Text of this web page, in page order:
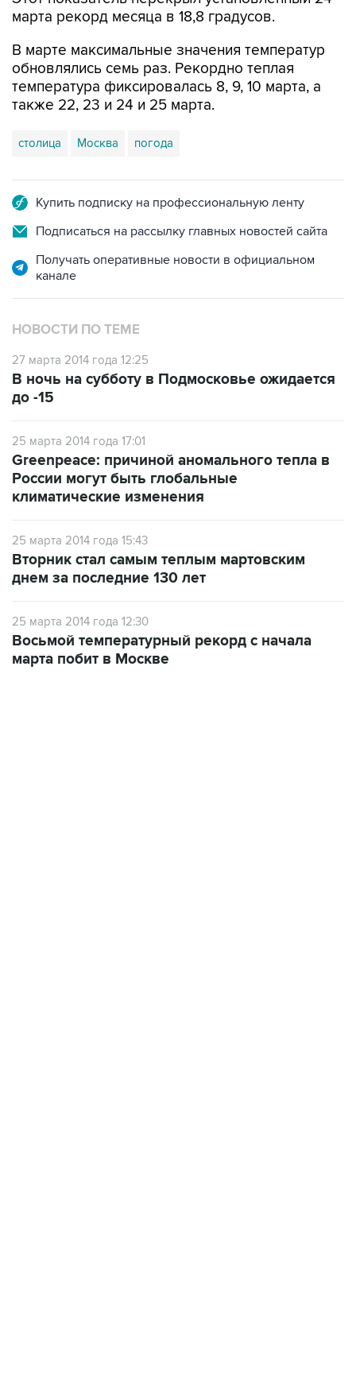
марта рекорд месяца в 18,8 градусов.
В марте максимальные значения температур
обновлялись семь раз. Рекордно теплая
температура фиксировалась 8, 9, 10 марта, а
также 22, 23 и 24 и 25 марта.
столица Москва погода
Купить подписку на профессиональную ленту
Подписаться на рассылку главных новостей сайта
Получать оперативные новости в официальном
канале
НОВОСТИ ПО ТЕМЕ
27 марта 2014 года 12:25
В ночь на субботу в Подмосковье ожидается
до -15
25 марта 2014 года 17:01
Greenpeace: причиной аномального тепла в
России могут быть глобальные
климатические изменения
25 марта 2014 года 15:43
Вторник стал самым теплым мартовским
днем за последние 130 лет
25 марта 2014 года 12:30
Восьмой температурный рекорд с начала
марта побит в Москве